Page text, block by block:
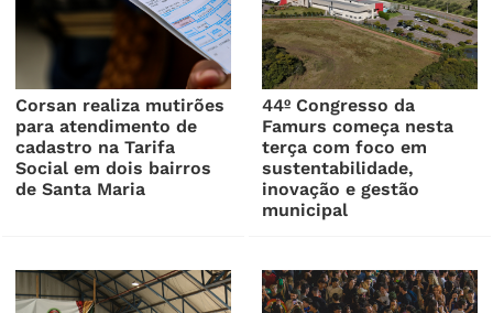
Corsan realiza mutirões
para atendimento de
cadastro na Tarifa
Social em dois bairros
de Santa Maria
44º Congresso da
Famurs começa nesta
terça com foco em
sustentabilidade,
inovação e gestão
municipal